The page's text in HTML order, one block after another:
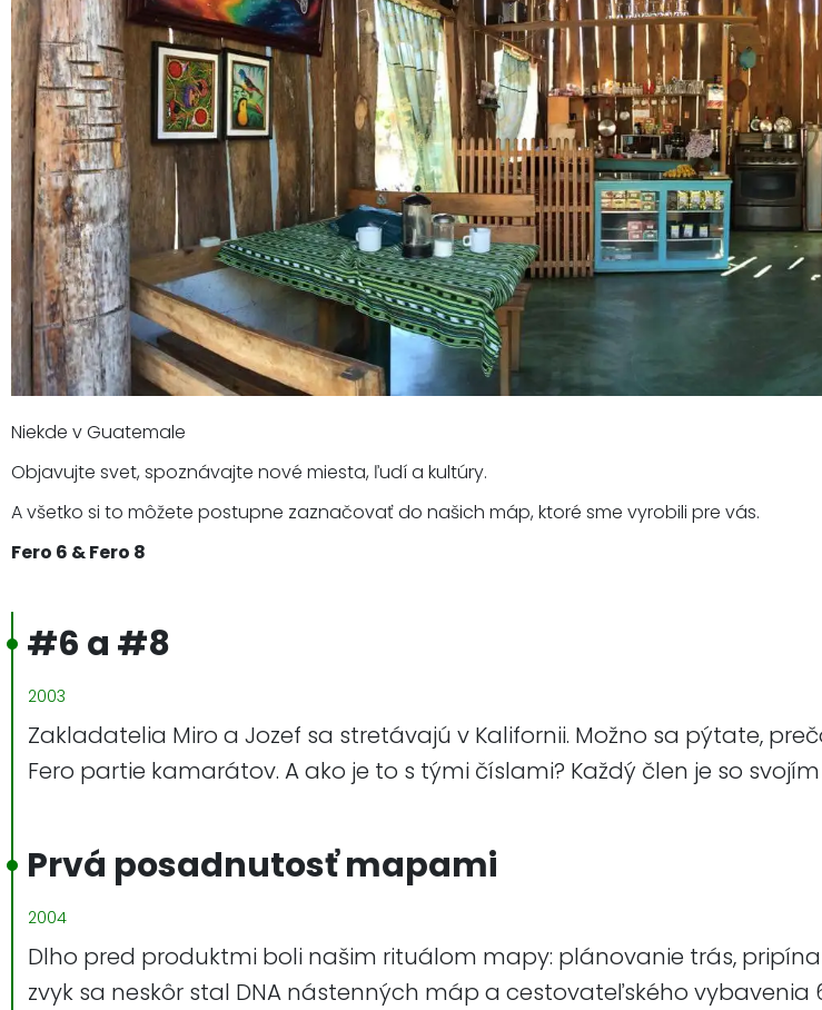
Niekde v Guatemale
Objavujte svet, spoznávajte nové miesta, ľudí a kultúry.
A všetko si to môžete postupne zaznačovať do našich máp, ktoré sme vyrobili pre vás.
Fero 6 & Fero 8
#6 a #8
2003
Zakladatelia Miro a Jozef sa stretávajú v Kalifornii. Možno sa pýtate,
Fero partie kamarátov. A ako je to s tými číslami? Každý člen je so
Prvá posadnutosť mapami
2004
Dlho pred produktmi boli našim rituálom mapy: plánovanie trás,
zvyk sa neskôr stal DNA nástenných máp a cestovateľského vybavenia